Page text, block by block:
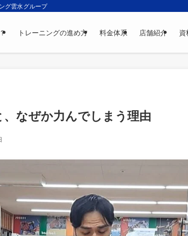
グ雲水グループ
トレーニングの進め方 料金体系 店舗紹介
なぜか力んでしまう理由